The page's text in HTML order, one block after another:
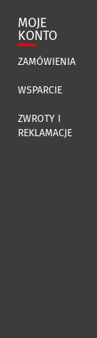
MOJE
KONTO
ZAMÓWIENIA
WSPARCIE
ZWROTY I
REKLAMACJE